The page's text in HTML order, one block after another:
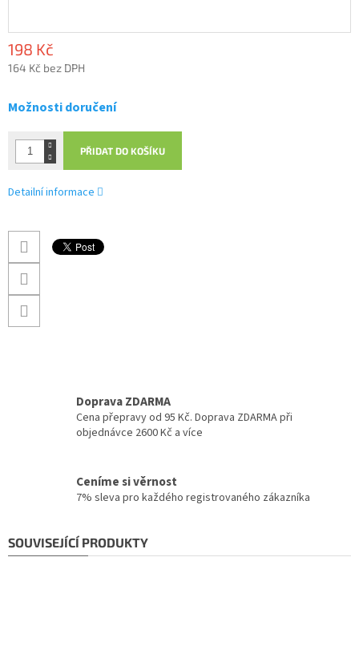
198 Kč
164 Kč bez DPH
cena:
Možnosti doručení
PŘIDAT DO KOŠÍKU
Detailní informace
Doprava ZDARMA
Cena přepravy od 95 Kč. Doprava ZDARMA při
objednávce 2600 Kč a více
Ceníme si věrnost
7% sleva pro každého registrovaného zákazníka
SOUVISEJÍCÍ PRODUKTY